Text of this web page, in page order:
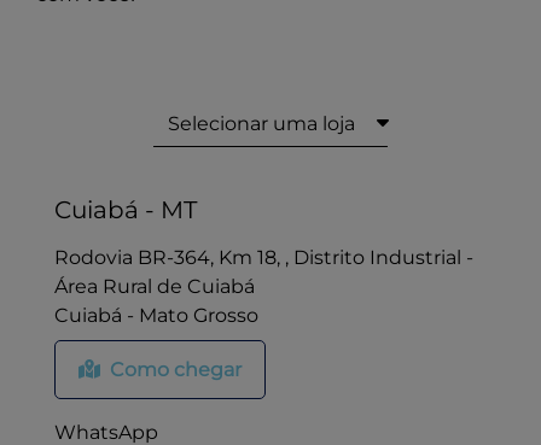
Selecionar uma loja
Cuiabá - MT
Rodovia BR-364, Km 18, , Distrito Industrial -
Área Rural de Cuiabá
Cuiabá - Mato Grosso
Como chegar
WhatsApp